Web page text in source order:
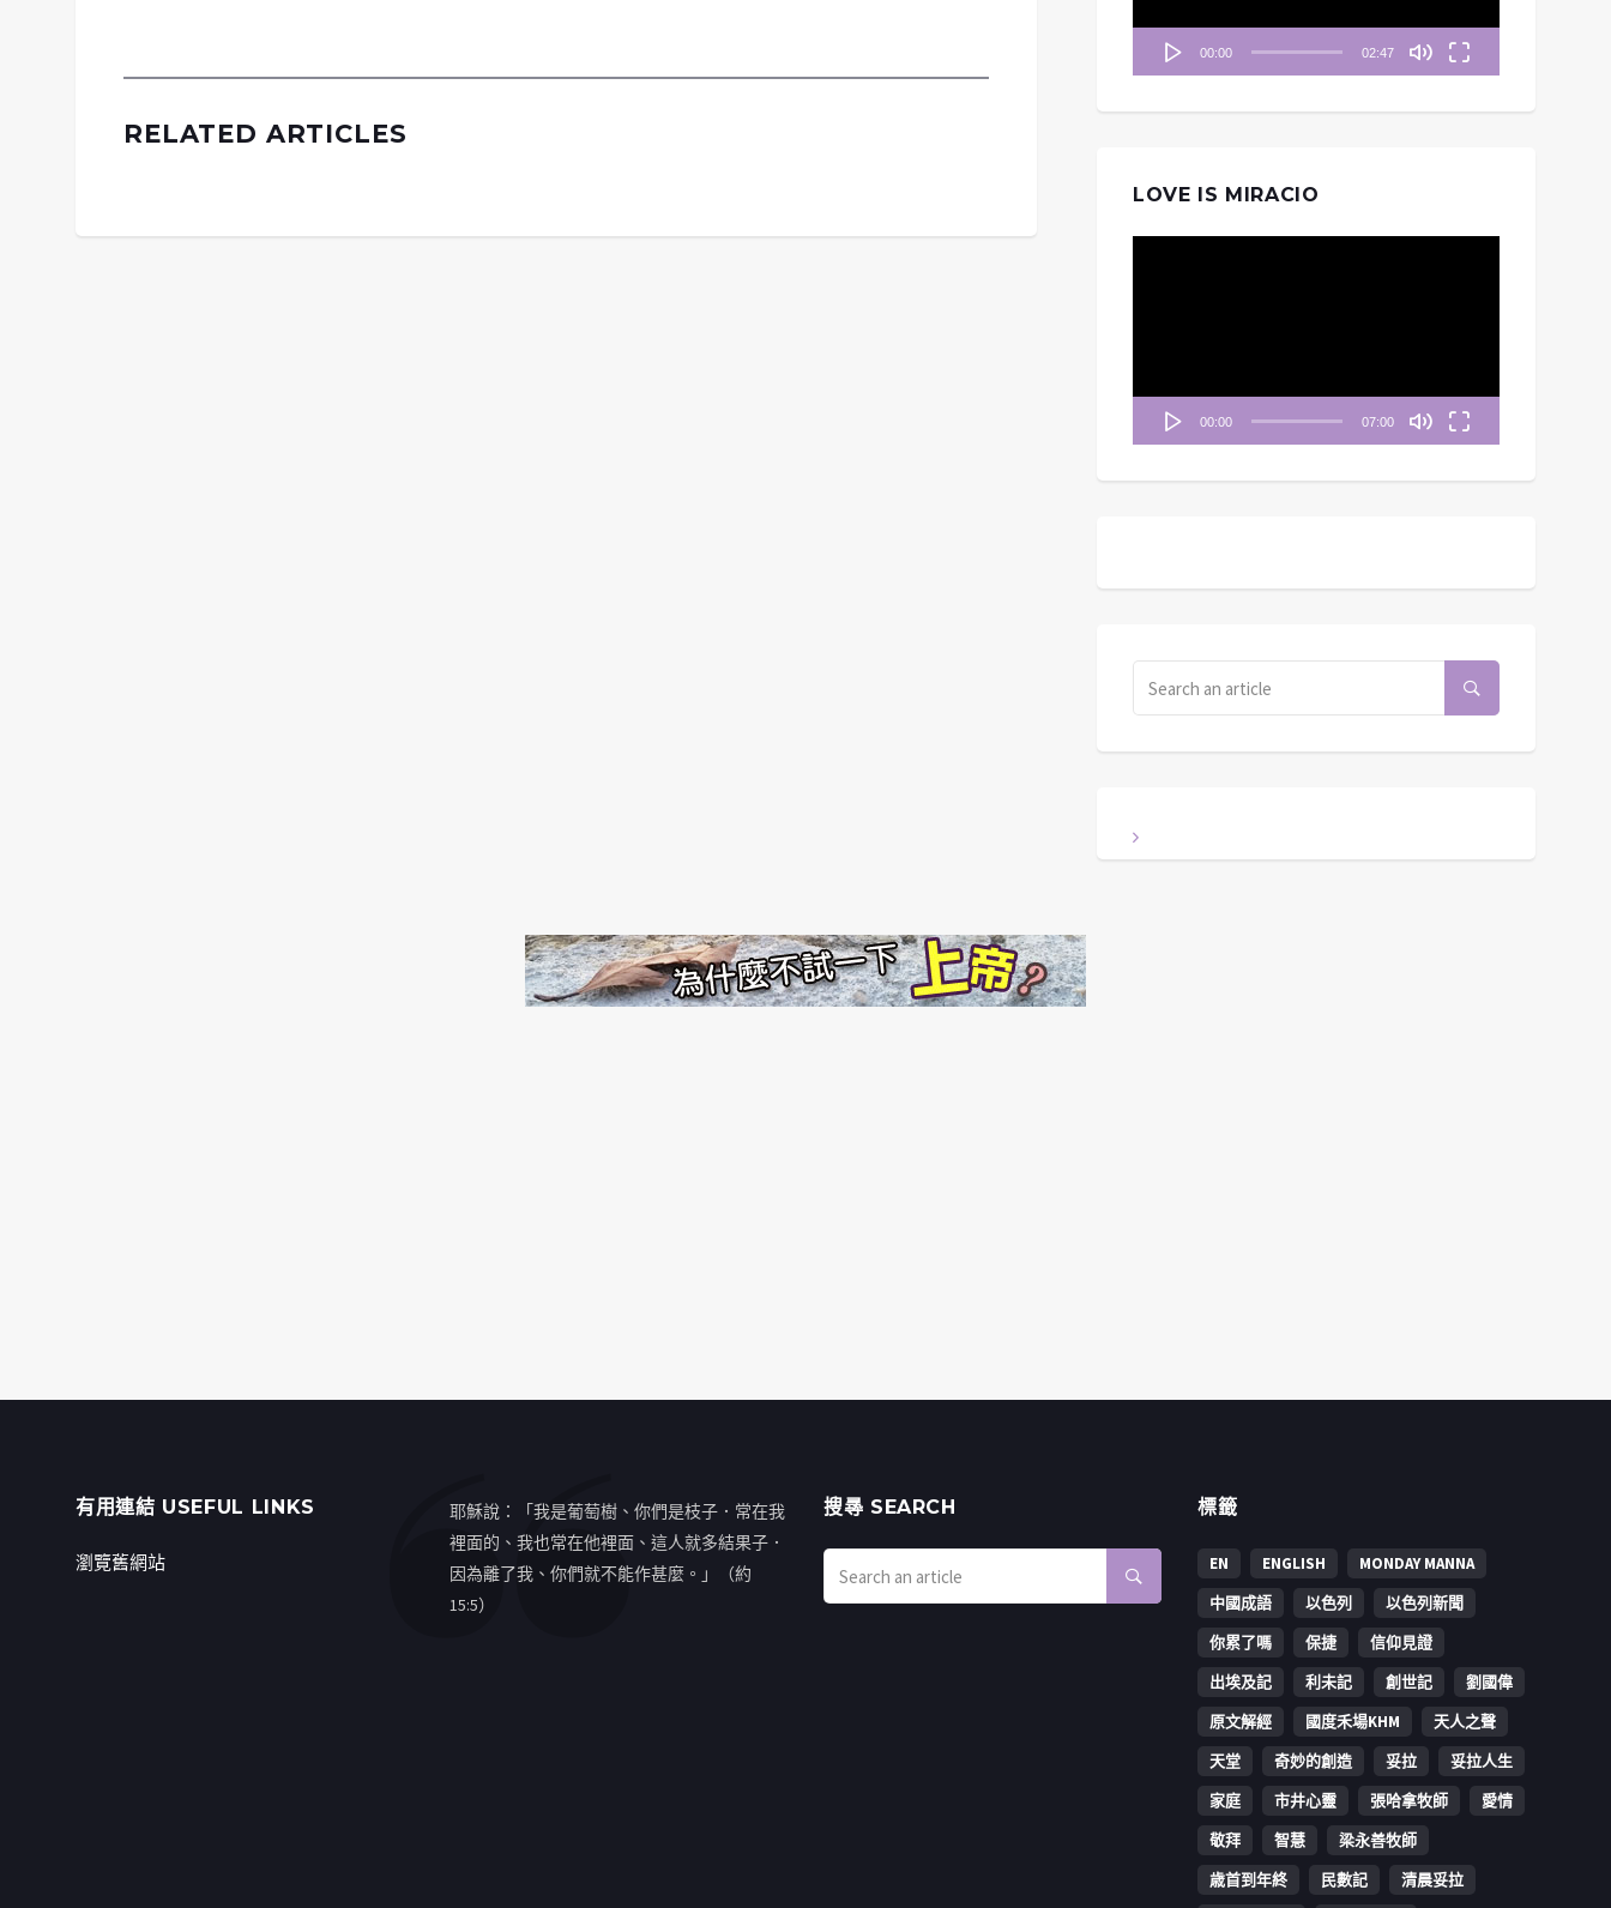
RELATED ARTICLES
00:00 02:47
LOVE IS MIRACIO
00:00 07:00
有用連結 USEFUL LINKS
瀏覽舊網站
耶穌說：「我是葡萄樹、你們是枝子．常在我
裡面的、我也常在他裡面、這人就多結果子．
因為離了我、你們就不能作甚麼。」（約
15:5）
搜㝷 SEARCH 標籤
EN ENGLISH
MONDAY MANNA
中國成語
以色列
以色列新聞
你累了嗎
保捷
信仰見證
出埃及記
利未記 創世記
劉國偉
原文解經
國度禾場KHM
天人之聲
天堂
奇妙的創造 妥拉
妥拉人生
家庭
市井心靈 張哈拿牧師
愛情
敬拜
智慧
梁永善牧師
歳首到年終
民數記 清晨妥拉